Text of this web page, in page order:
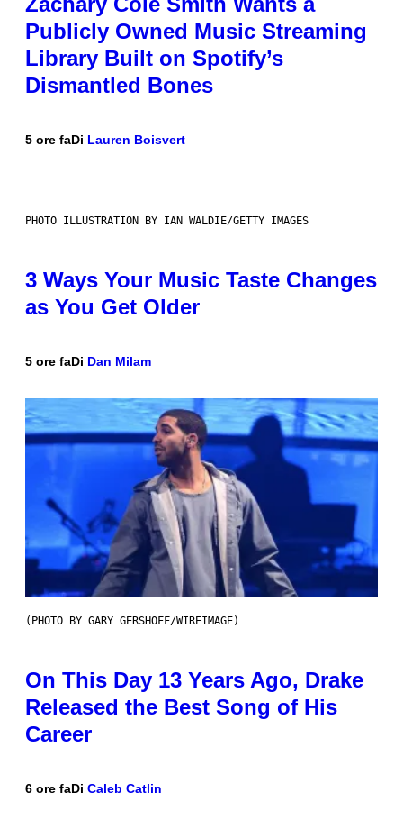
Publicly Owned Music Streaming
Library Built on Spotify’s
Dismantled Bones
5 ore faDi Lauren Boisvert
PHOTO ILLUSTRATION BY IAN WALDIE/GETTY IMAGES
3 Ways Your Music Taste Changes
as You Get Older
5 ore faDi Dan Milam
(PHOTO BY GARY GERSHOFF/WIREIMAGE)
On This Day 13 Years Ago, Drake
Released the Best Song of His
Career
6 ore faDi Caleb Catlin